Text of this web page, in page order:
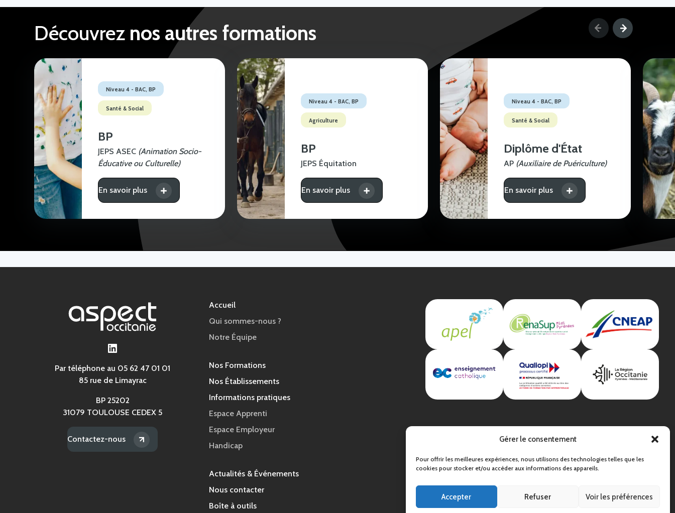
Gérer le consentement
Pour offrir les meilleures expériences, nous utilisons des technologies telles que les
cookies pour stocker et/ou accéder aux informations des appareils.
Accepter Refuser Voir les préférences
Découvrez nos autres formations
JEPS ASEC (Animation Socio-
Éducative ou Culturelle)
BP
Niveau 4 - BAC, BP
Santé & Social
En savoir plus
JEPS Équitation
BP
Niveau 4 - BAC, BP
Agriculture
En savoir plus
AP (Auxiliaire de Puériculture)
Diplôme d'État
Niveau 4 - BAC, BP
Santé & Social
En savoir plus
LinkedIn
Par téléphone au 05 62 47 01 01
85 rue de Limayrac
BP 25202
31079 TOULOUSE CEDEX 5
Contactez-nous
Accueil
Qui sommes-nous ?
Notre Équipe
Nos Formations
Nos Établissements
Informations pratiques
Espace Apprenti
Espace Employeur
Handicap
Actualités & Événements
Nous contacter
Boîte à outils